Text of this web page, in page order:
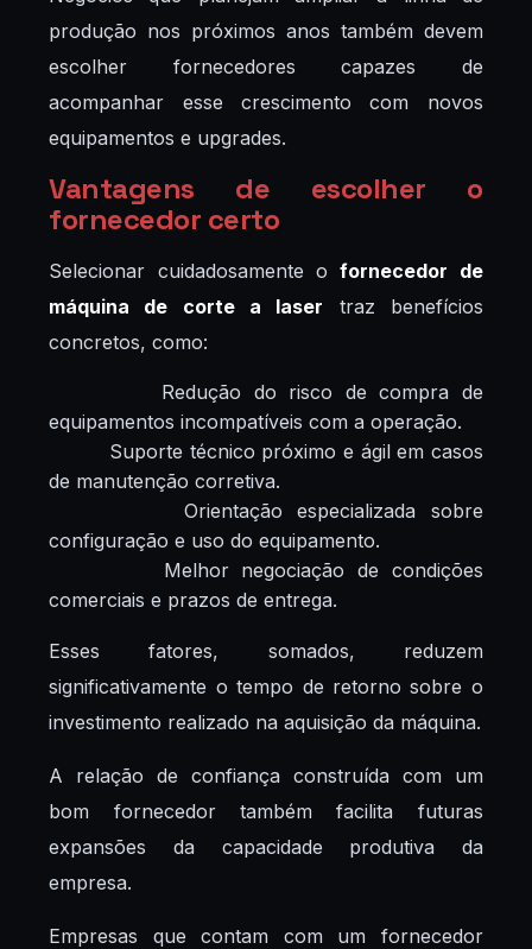
produção nos próximos anos também devem
escolher fornecedores capazes de
acompanhar esse crescimento com novos
equipamentos e upgrades.
Vantagens de escolher o
fornecedor certo
Selecionar cuidadosamente ofornecedor de
máquina de corte a laser traz benefícios
concretos, como:
Redução do risco de compra de
equipamentos incompatíveis com a operação.
Suporte técnico próximo e ágil em casos
de manutenção corretiva.
Orientação especializada sobre
configuração e uso do equipamento.
Melhor negociação de condições
comerciais e prazos de entrega.
Esses fatores, somados, reduzem
significativamente o tempo de retorno sobre o
investimento realizado na aquisição da máquina.
A relação de confiança construída com um
bom fornecedor também facilita futuras
expansões da capacidade produtiva da
empresa.
Empresas que contam com um fornecedor